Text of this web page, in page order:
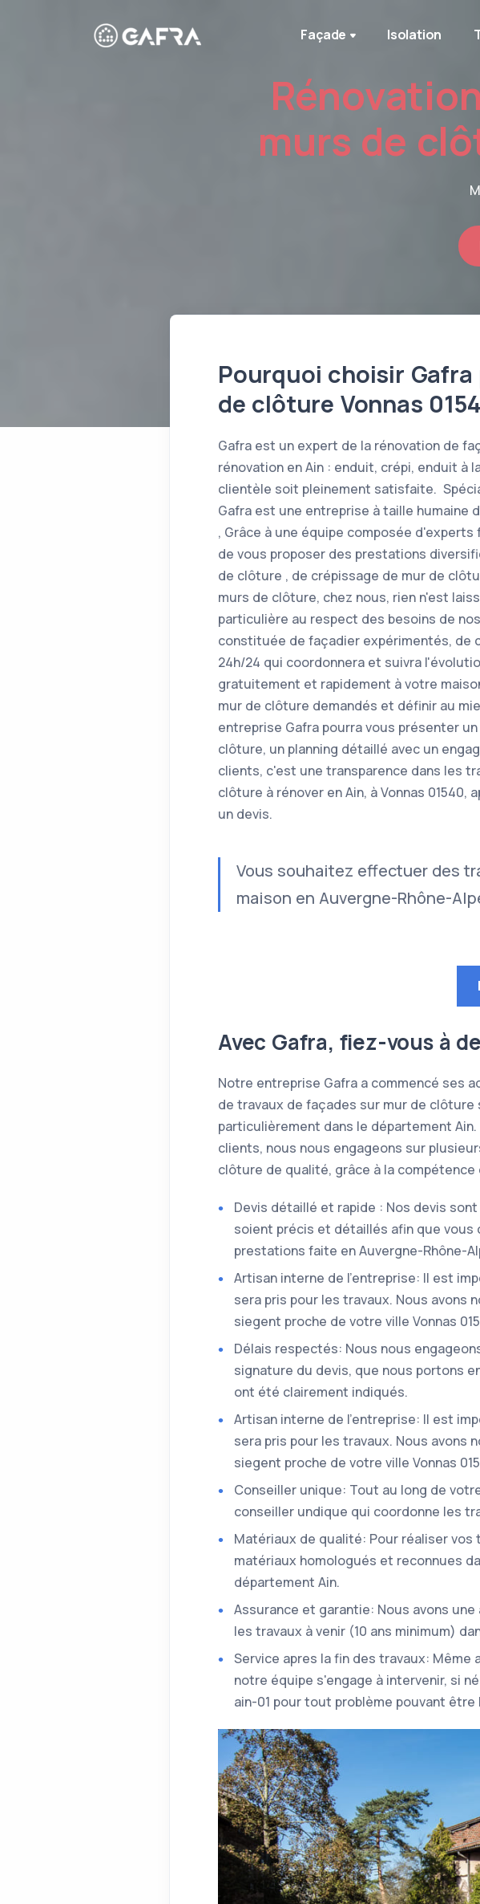
Façade Isolation
murs de
Pourquoi choisir
de clôture Vonnas
Gafra est un expert de la rénovation de
rénovation en Ain : enduit, crépi, enduit
clientèle soit pleinement satisfaite.
Gafra est une entreprise à taille humaine
, Grâce à une équipe composée
de vous proposer des prestations
de clôture , de crépissage de mur de
murs de clôture, chez nous, rien n'est
particulière au respect des besoins de
constituée de façadier expérimentés, de
24h/24 qui coordonnera et suivra
gratuitement et rapidement à votre
mur de clôture demandés et définir au
entreprise Gafra pourra vous présenter
clôture, un planning détaillé avec un
clients, c'est une transparence dans les
clôture à rénover en Ain, à Vonnas
un devis.
Vous souhaitez effectuer des
maison en Auvergne-Rhône-
Avec Gafra, fiez-vous à
Notre entreprise Gafra a commencé ses
de travaux de façades sur mur de clôture
particulièrement dans le département
clients, nous nous engageons sur
clôture de qualité, grâce à la compétence
Devis détaillé et rapide : Nos devis
soient précis et détaillés afin que
prestations faite en Auvergne-Rhône-
Artisan interne de l'entreprise: Il est
sera pris pour les travaux. Nous avons
siegent proche de votre ville Vonnas
Délais respectés: Nous nous
signature du devis, que nous portons
ont été clairement indiqués.
Artisan interne de l'entreprise: Il est
sera pris pour les travaux. Nous avons
siegent proche de votre ville Vonnas
Conseiller unique: Tout au long de
conseiller undique qui coordonne les
Matériaux de qualité: Pour réaliser
matériaux homologués et reconnues
département Ain.
Assurance et garantie: Nous avons
les travaux à venir (10 ans minimum)
Service apres la fin des travaux:
notre équipe s'engage à intervenir, si
ain-01 pour tout problème pouvant être